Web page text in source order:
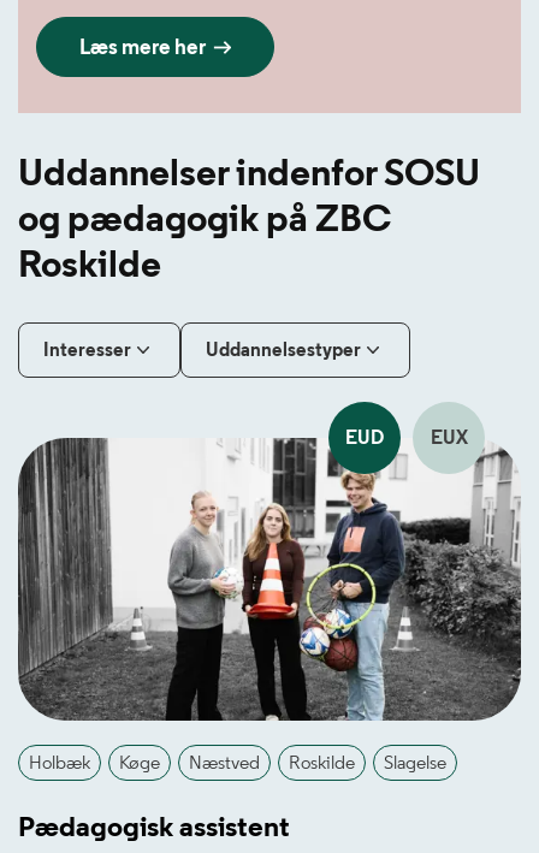
Læs mere her
Uddannelser indenfor SOSU
og pædagogik på ZBC
Roskilde
Interesser Uddannelsestyper
Holbæk Køge Næstved Roskilde Slagelse
Pædagogisk assistent
EUD EUX